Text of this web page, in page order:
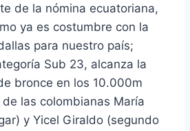
de la nómina ecuatoriana,
ya es costumbre con la
para nuestro país;
Sub 23, alcanza la
bronce en los 10.000m
las colombianas María
y Yicel Giraldo (segundo